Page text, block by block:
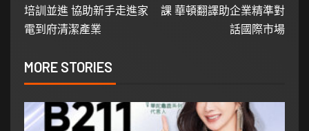
培訓並進 協助新手走進家
電到府清潔產業
課 華頓翻譯助企業精準對
話國際市場
MORE STORIES